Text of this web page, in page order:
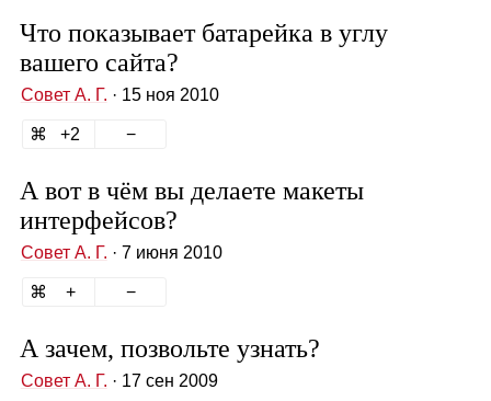
Что показывает батарейка в углу
вашего сайта?
Совет А. Г. · 15 ноя 2010
2
А вот в чём вы делаете макеты
интерфейсов?
Совет А. Г. · 7 июня 2010
А зачем, позвольте узнать?
Совет А. Г. · 17 сен 2009